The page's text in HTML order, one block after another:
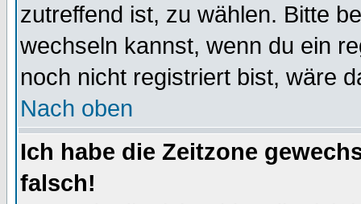
zutreffend ist, zu wählen. Bitte
wechseln kannst, wenn du ein
noch nicht registriert bist, wäre
Nach oben
Ich habe die Zeitzone
falsch!